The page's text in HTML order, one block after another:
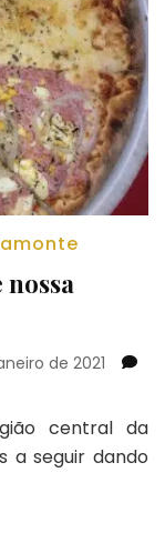
de 2021
central da
a seguir dando